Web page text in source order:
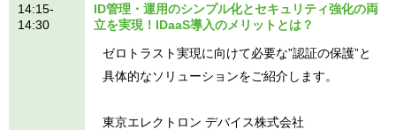
14:15-
14:30
ID管理・運用のシンプル化とセキュリティ強化の両
立を実現！IDaaS導入のメリットとは？
ゼロトラスト実現に向けて必要な”認証の保護”と
具体的なソリューションをご紹介します。
東京エレクトロン デバイス株式会社